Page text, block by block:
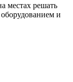
местах решать
и